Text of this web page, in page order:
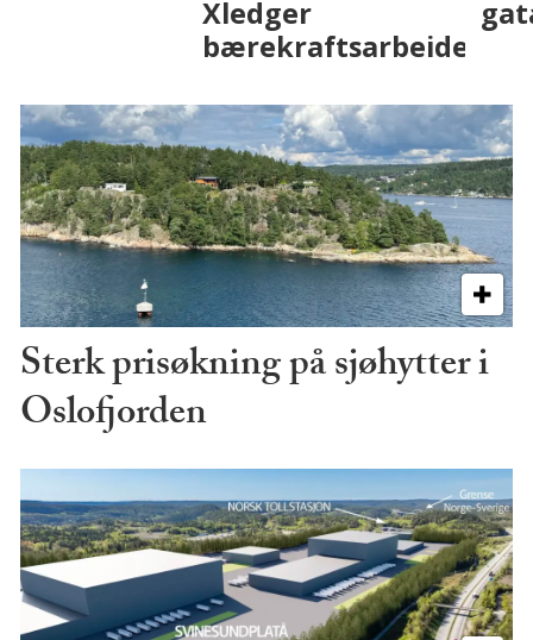
Sterk prisøkning på sjøhytter i
Oslofjorden